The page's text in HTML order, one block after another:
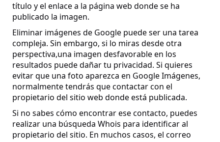
título y el enlace a la página web donde se ha
publicado la imagen.
Eliminar imágenes de Google puede ser una tarea
compleja. Sin embargo, si lo miras desde otra
perspectiva,una imagen desfavorable en los
resultados puede dañar tu privacidad. Si quieres
evitar que una foto aparezca en Google Imágenes,
normalmente tendrás que contactar con el
propietario del sitio web donde está publicada.
Si no sabes cómo encontrar ese contacto, puedes
realizar una búsqueda Whois para identificar al
propietario del sitio. En muchos casos, el correo